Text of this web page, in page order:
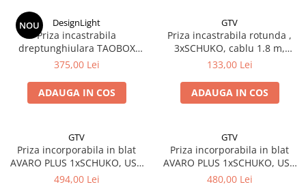
NOU DesignLight
Priza incastrabila
dreptunghiulara TAOBOX
2xSCHUKO, USB A+C
375,00 Lei
ADAUGA IN COS
GTV
Priza incastrabila rotunda ,
3xSCHUKO, cablu 1.8 m,
aluminiu, GTV
133,00 Lei
ADAUGA IN COS
GTV
Priza incorporabila in blat
AVARO PLUS 1xSCHUKO, USB
A+C, incarcare WIRELESS, alb
494,00 Lei
GTV
Priza incorporabila in blat
AVARO PLUS 1xSCHUKO, USB
A+C, incarcare WIRELESS, gri
480,00 Lei